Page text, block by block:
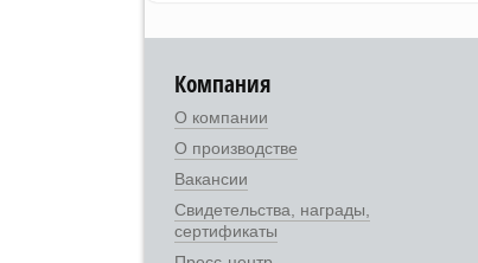
Компания
О компании
О производстве
Вакансии
Свидетельства, награды,
сертификаты